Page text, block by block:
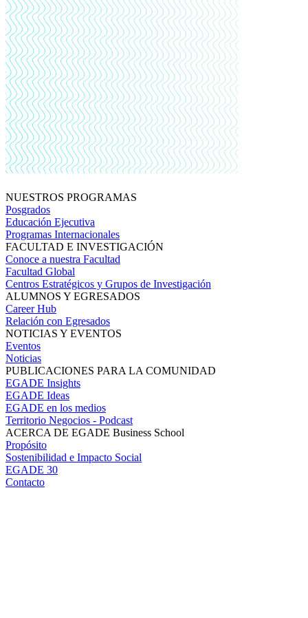
NUESTROS PROGRAMAS
Posgrados
Educación Ejecutiva
Programas Internacionales
FACULTAD E INVESTIGACIÓN
Conoce a nuestra Facultad
Facultad Global
Centros Estratégicos y Grupos de Investigación
ALUMNOS Y EGRESADOS
Career Hub
Relación con Egresados
NOTICIAS Y EVENTOS
Eventos
Noticias
PUBLICACIONES PARA LA COMUNIDAD
EGADE Insights
EGADE Ideas
EGADE en los medios
Territorio Negocios - Podcast
ACERCA DE EGADE Business School
Propósito
Sostenibilidad e Impacto Social
EGADE 30
Contacto